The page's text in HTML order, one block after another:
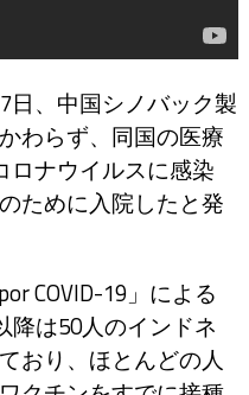
、中国シノバック製
わらず、同国の医療
ロナウイルスに感染
ために入院したと発
COVID-19」による
降は50人のインドネ
おり、ほとんどの人